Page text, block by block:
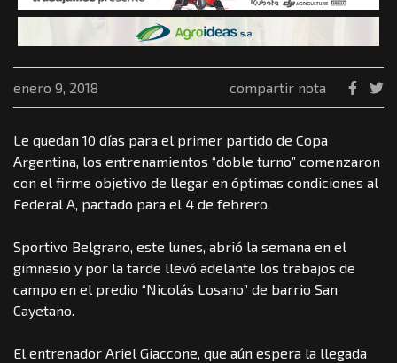
enero 9, 2018 compartir nota
Le quedan 10 días para el primer partido de Copa
Argentina, los entrenamientos “doble turno” comenzaron
con el firme objetivo de llegar en óptimas condiciones al
Federal A, pactado para el 4 de febrero.
Sportivo Belgrano, este lunes, abrió la semana en el
gimnasio y por la tarde llevó adelante los trabajos de
campo en el predio “Nicolás Losano” de barrio San
Cayetano.
El entrenador Ariel Giaccone, que aún espera la llegada